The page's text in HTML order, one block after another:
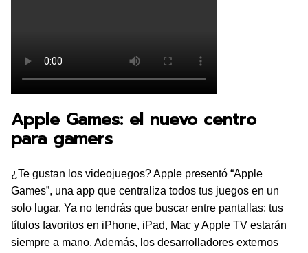
Apple Games: el nuevo centro
para gamers
¿Te gustan los videojuegos? Apple presentó “Apple
Games”, una app que centraliza todos tus juegos en un
solo lugar. Ya no tendrás que buscar entre pantallas: tus
títulos favoritos en iPhone, iPad, Mac y Apple TV estarán
siempre a mano. Además, los desarrolladores externos